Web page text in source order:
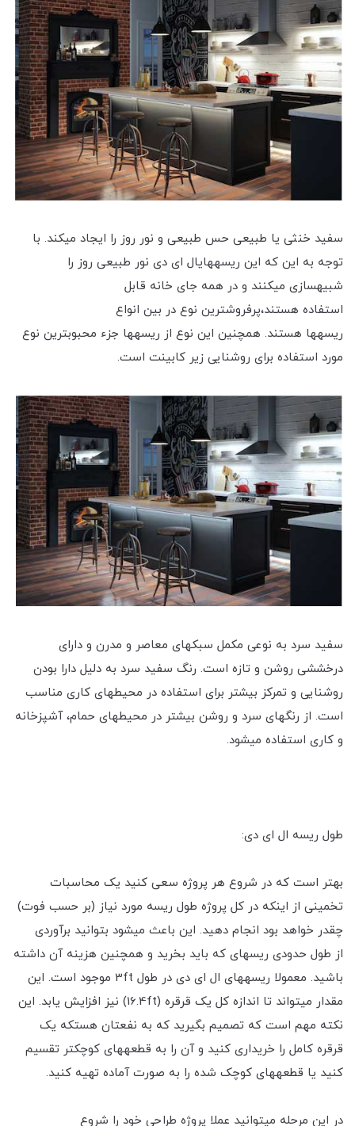
سفید خنثی یا طبیعی حس طبیعی و نور روز را ایجاد می‎کند. با
توجه به این که این ریسه‎هایال ای دی نور طبیعی روز را
شبیه‎سازی می‎کنند و در همه جای خانه قابل
استفاده هستند،پرفروش‎ترین نوع در بین انواع
ریسه‎ها هستند. همچنین این نوع از ریسه‎ها جزء محبوب‎ترین نوع
مورد استفاده برای روشنایی زیر کابینت است.
سفید سرد به نوعی مکمل سبک‎های معاصر و مدرن و دارای
درخششی روشن و تازه است. رنگ سفید سرد به دلیل دارا بودن
روشنایی و تمرکز بیشتر برای استفاده در محیط‎های کاری مناسب
است. از رنگ‎های سرد و روشن بیشتر در محیط‎های حمام، آشپزخانه
و کاری استفاده می‎شود.
طول ریسه ال ای دی:
بهتر است که در شروع هر پروژه سعی کنید یک محاسبات
تخمینی از اینکه در کل پروژه طول ریسه مورد نیاز (بر حسب فوت)
چقدر خواهد بود انجام دهید. این باعث می‎شود بتوانید برآوردی
از طول حدودی ریسه‎ای که باید بخرید و همچنین هزینه آن داشته
باشید. معمولا ریسه‎های ال ای دی در طول 3ft موجود است. این
مقدار می‎تواند تا اندازه کل یک قرقره (16.4ft) نیز افزایش یابد. این
نکته مهم است که تصمیم بگیرید که به نفعتان هستکه یک
قرقره کامل را خریداری کنید و آن را به قطعه‎های کوچک‎تر تقسیم
کنید یا قطعه‎های کوچک شده را به صورت آماده تهیه کنید.
در این مرحله می‎توانید عملا پروژه طراحی خود را شروع